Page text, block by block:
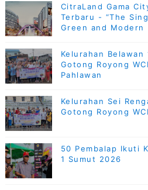
CitraLand Gama
Terbaru - “The
Green and Modern
Kelurahan
Gotong Royong
Pahlawan
Kelurahan Sei
Gotong Royong
50 Pembalap Ikuti
1 Sumut 2026